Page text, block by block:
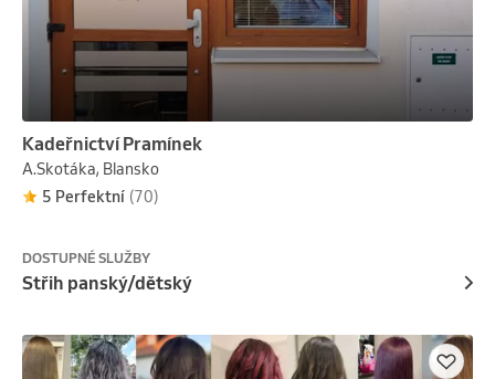
Kadeřnictví Pramínek
A.Skotáka, Blansko
5 Perfektní (70)
DOSTUPNÉ SLUŽBY
Střih panský/dětský